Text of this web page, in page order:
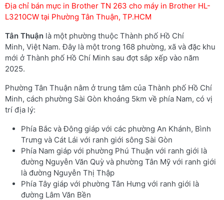
Địa chỉ bán mực in Brother TN 263 cho máy in Brother HL-
L3210CW tại Phường Tân Thuận, TP.HCM
Tân Thuận là một phường thuộc Thành phố Hồ Chí
Minh, Việt Nam. Đây là một trong 168 phường, xã và đặc khu
mới ở Thành phố Hồ Chí Minh sau đợt sắp xếp vào năm
2025.
Phường Tân Thuận nằm ở trung tâm của Thành phố Hồ Chí
Minh, cách phường Sài Gòn khoảng 5km về phía Nam, có vị
trí địa lý:
Phía Bắc và Đông giáp với các phường An Khánh, Bình
Trưng và Cát Lái với ranh giới sông Sài Gòn
Phía Nam giáp với phường Phú Thuận với ranh giới là
đường Nguyễn Văn Quỳ và phường Tân Mỹ với ranh giới
là đường Nguyễn Thị Thập
Phía Tây giáp với phường Tân Hưng với ranh giới là
đường Lâm Văn Bền